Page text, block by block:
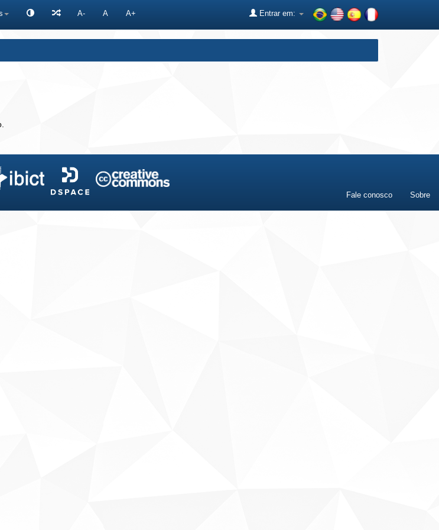
A- A A+ Entrar em:
Fale conosco Sobre